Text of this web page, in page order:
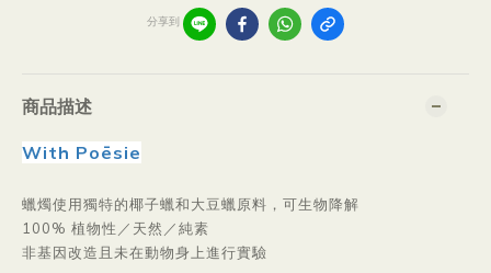
分享到
商品描述
With Poēsie
蠟燭使用獨特的椰子蠟和大豆蠟原料， 可生物降解
100% 植物性／天然／純素
非基因改造且未在動物身上進行實驗